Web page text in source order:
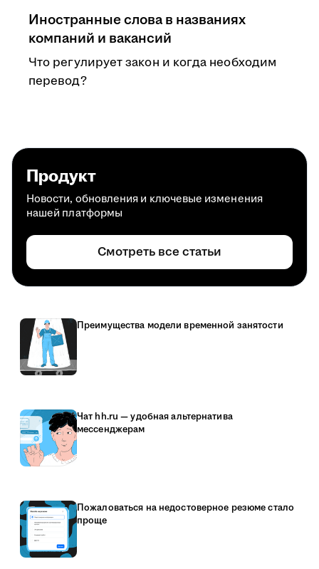
Иностранные слова в названиях
компаний и вакансий
Что регулирует закон и когда необходим
перевод?
Продукт
Новости, обновления и ключевые изменения
нашей платформы
Смотреть все статьи
Преимущества модели временной занятости
Чат hh.ru — удобная альтернатива
мессенджерам
Пожаловаться на недостоверное резюме стало
проще